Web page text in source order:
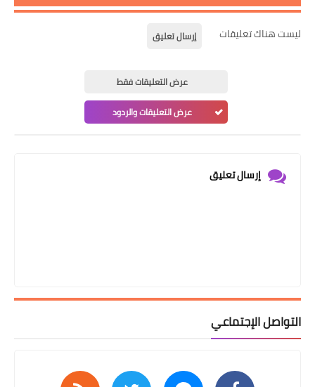
ليست هناك تعليقات إرسال تعليق
عرض التعليقات فقط
عرض التعليقات والردود
إرسال تعليق
التواصل الإجتماعي